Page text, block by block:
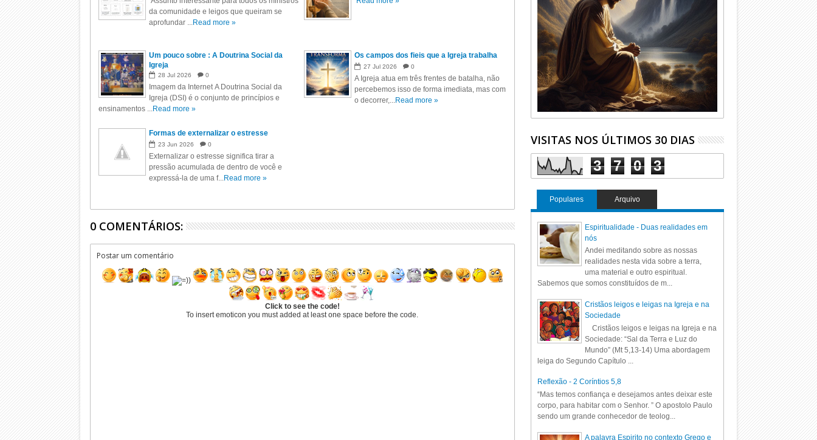
da comunidade e leigos que queiram se
aprofundar ...Read more »
Um pouco sobre : A Doutrina Social da
Igreja
28 Jul 2026 0
Imagem da Internet A Doutrina Social da
Igreja (DSI) é o conjunto de princípios e
ensinamentos ...Read more »
Os campos dos fieis que a Igreja trabalha
27 Jul 2026 0
A Igreja atua em três frentes de batalha, não
percebemos isso de forma imediata, mas com
o decorrer,...Read more »
Formas de externalizar o estresse
23 Jun 2026 0
Externalizar o estresse significa tirar a
pressão acumulada de dentro de você e
expressá-la de uma f...Read more »
0 COMENTÁRIOS:
Postar um comentário
Click to see the code!
To insert emoticon you must added at least one space before the code.
VISITAS NOS ÚLTIMOS 30 DIAS
3 7 0 3
Populares Arquivo
Espiritualidade - Duas realidades em
nós
Andei meditando sobre as nossas
realidades nesta vida sobre a terra,
uma material e outro espiritual.
Sabemos que somos constituídos de m...
Cristãos leigos e leigas na Igreja e na
Sociedade
Cristãos leigos e leigas na Igreja e na
Sociedade: “Sal da Terra e Luz do
Mundo” (Mt 5,13-14) Uma abordagem
leiga do Segundo Capítulo ...
Reflexão - 2 Coríntios 5,8
“Mas temos confiança e desejamos antes deixar este
corpo, para habitar com o Senhor. ” O apostolo Paulo
sendo um grande conhecedor de teolog...
A palavra Espirito no contexto Grego e